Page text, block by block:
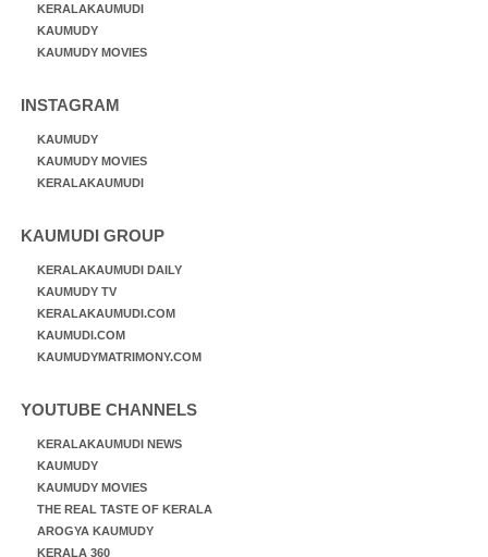
KERALAKAUMUDI
KAUMUDY
KAUMUDY MOVIES
INSTAGRAM
KAUMUDY
KAUMUDY MOVIES
KERALAKAUMUDI
KAUMUDI GROUP
KERALAKAUMUDI DAILY
KAUMUDY TV
KERALAKAUMUDI.COM
KAUMUDI.COM
KAUMUDYMATRIMONY.COM
YOUTUBE CHANNELS
KERALAKAUMUDI NEWS
KAUMUDY
KAUMUDY MOVIES
THE REAL TASTE OF KERALA
AROGYA KAUMUDY
KERALA 360